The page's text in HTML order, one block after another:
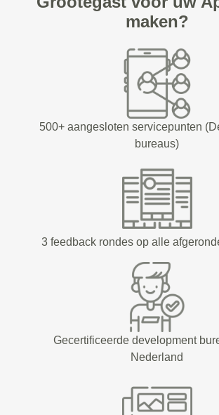
maken?
500+ aangesloten servicepunten
bureaus)
3 feedback rondes op alle
Gecertificeerde development
Nederland